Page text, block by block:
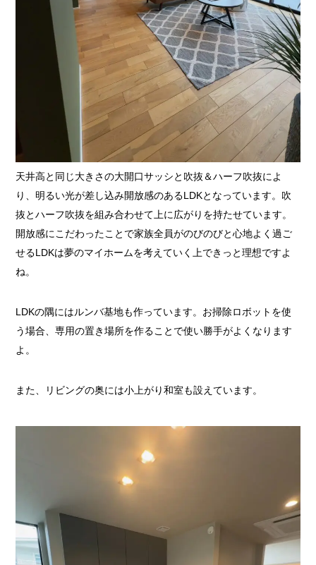
天井高と同じ大きさの大開口サッシと吹抜＆ハーフ吹抜によ
り、明るい光が差し込み開放感のあるLDKとなっています。吹
抜とハーフ吹抜を組み合わせて上に広がりを持たせています。
開放感にこだわったことで家族全員がのびのびと心地よく過ご
せるLDKは夢のマイホームを考えていく上できっと理想ですよ
ね。
LDKの隅にはルンバ基地も作っています。お掃除ロボットを使
う場合、専用の置き場所を作ることで使い勝手がよくなります
よ。
また、リビングの奥には小上がり和室も設えています。